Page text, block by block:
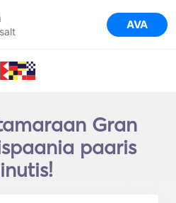
AVA
Gran
paaris